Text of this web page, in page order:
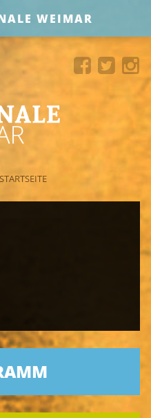
STARTSEITE
WEIMAR